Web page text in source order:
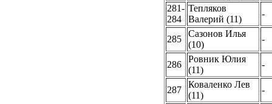
281-
284
Тепляков
Валерий (11)
-
285
Сазонов Илья
(10)
-
286
Ровник Юлия
(11)
-
287
Коваленко Лев
(11)
-